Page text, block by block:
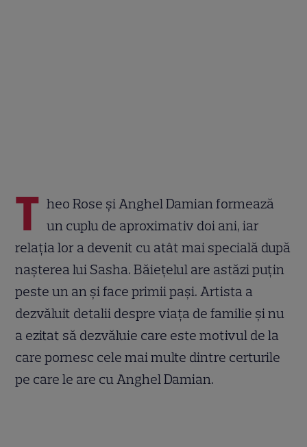
T heo Rose și Anghel Damian formează
un cuplu de aproximativ doi ani, iar
relația lor a devenit cu atât mai specială după
nașterea lui Sasha. Băiețelul are astăzi puțin
peste un an și face primii pași. Artista a
dezvăluit detalii despre viața de familie și nu
a ezitat să dezvăluie care este motivul de la
care pornesc cele mai multe dintre certurile
pe care le are cu Anghel Damian.